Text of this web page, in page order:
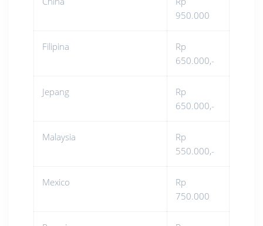
950.000
Filipina
Rp
650.000,-
Jepang
Rp
650.000,-
Malaysia
Rp
550.000,-
Mexico
Rp
750.000